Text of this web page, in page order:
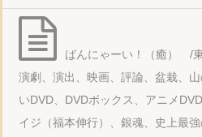
ばんにゃーい！（癒） /
演劇、演出、映画、評論、盆栽、
いDVD、DVDボックス、アニメ
イジ（福本伸行）、銀魂、史上最